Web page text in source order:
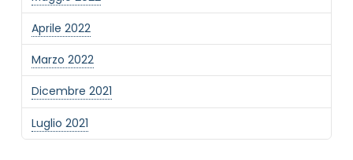
Aprile 2022
Marzo 2022
Dicembre 2021
Luglio 2021